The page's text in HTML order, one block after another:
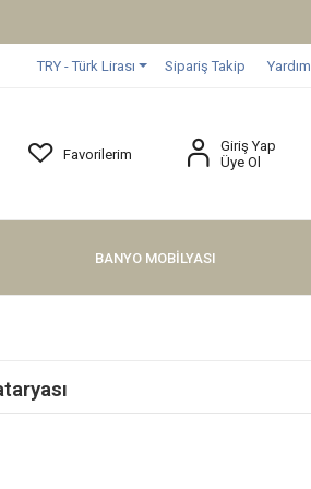
TRY - Türk Lirası Sipariş Takip Yardım
Favorilerim
Giriş Yap
Üye Ol
BANYO MOBİLYASI